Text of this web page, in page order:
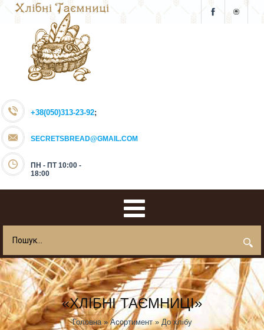
+38(050)313-23-92;
SECRETSBREAD@GMAIL.COM
ПН - ПТ 10:00 -
18:00
«ХЛІБНІ ТАЄМНИЦІ»
Головна»Асортимент» До хлібу